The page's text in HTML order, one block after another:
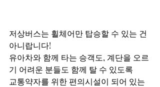
저상버스는 휠체어만 탑승할 수 있는 건
아니랍니다!
유아차와 함께 타는 승객도, 계단을 오르
기 어려운 분들도 함께 탈 수 있도록
교통약자를 위한 편의시설이 되어 있는